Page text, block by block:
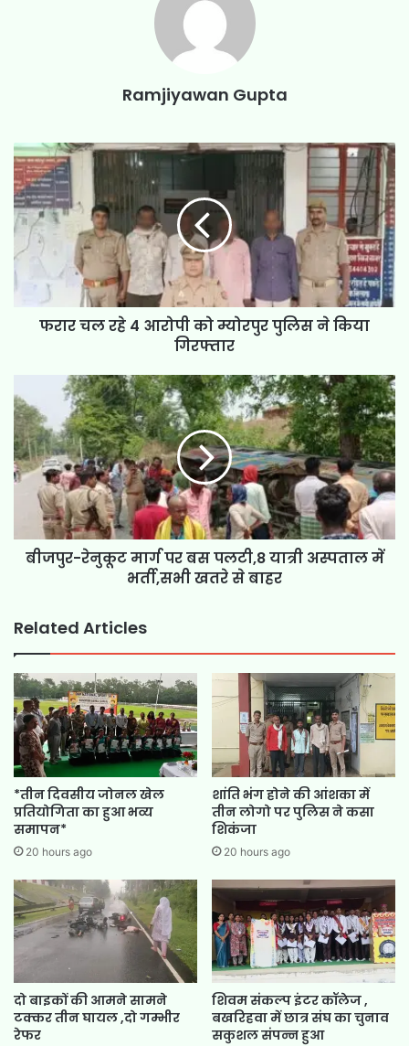
Ramjiyawan Gupta
फरार चल रहे 4 आरोपी को म्योरपुर पुलिस ने किया
गिरफ्तार
बीजपुर-रेनुकूट मार्ग पर बस पलटी,8 यात्री अस्पताल में
भर्ती,सभी खतरे से बाहर
Related Articles
*तीन दिवसीय जोनल खेल
प्रतियोगिता का हुआ भव्य
समापन*
20 hours ago
शांति भंग होने की आंशका में
तीन लोगो पर पुलिस ने कसा
शिकंजा
20 hours ago
दो बाइकों की आमने सामने
टक्कर तीन घायल ,दो गम्भीर
रेफर
शिवम संकल्प इंटर कॉलेज ,
बखरिहवा में छात्र संघ का चुनाव
सकुशल संपन्न हुआ